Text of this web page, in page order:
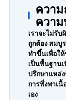
ควา
ควา
เราจะไม่รั
ถูกต้อง สมบู
ทำขึ้นเพื่อใ
เป็นพื้นฐาน
ปรึกษาแหล่
การพึ่งพาเ
เอง